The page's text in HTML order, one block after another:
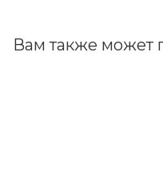
Вам также может